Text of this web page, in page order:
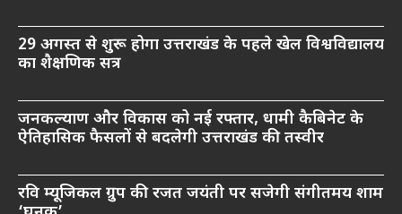
29 अगस्त से शुरू होगा उत्तराखंड के पहले खेल विश्वविद्यालय
का शैक्षणिक सत्र
जनकल्याण और विकास को नई रफ्तार, धामी कैबिनेट के
ऐतिहासिक फैसलों से बदलेगी उत्तराखंड की तस्वीर
रवि म्यूजिकल ग्रुप की रजत जयंती पर सजेगी संगीतमय शाम